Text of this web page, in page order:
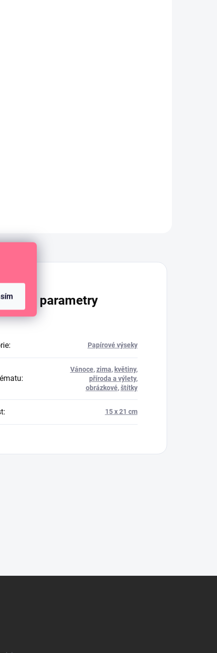
parametry
: Papírové výseky
:
Vánoce,zima, květiny,
příroda a výlety,
obrázkové,štítky
: 15 x 21 cm